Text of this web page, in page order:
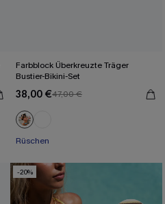
Farbblock Überkreuzte Träger
Bustier-Bikini-Set
38,00 €47,00 €
Mit Gratis-Maßband
Rüschen
-20%